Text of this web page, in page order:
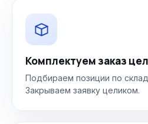
Комплектуем заказ
Подбираем позиции по
Закрываем заявку целиком.